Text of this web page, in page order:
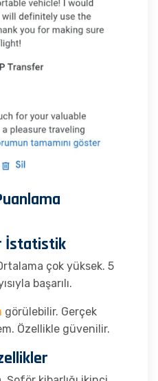
İstatistik
çok yüksek. 5
başarılı.
görülebilir. Gerçek
Özellikle güvenilir.